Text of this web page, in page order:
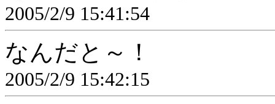
2005/2/9 15:41:54
なんだと～！
2005/2/9 15:42:15